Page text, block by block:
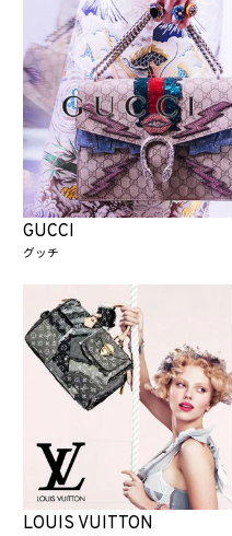
GUCCI
グッチ
LOUIS VUITTON